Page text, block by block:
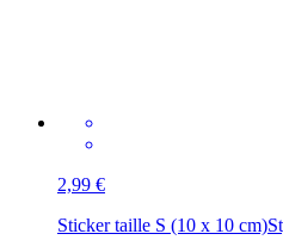
2,99 €
Sticker taille S (10 x 10 cm)